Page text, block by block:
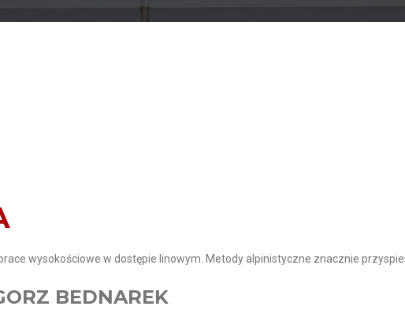
wysokościowe w dostępie linowym. Metody alpinistyczne znacznie
BEDNAREK